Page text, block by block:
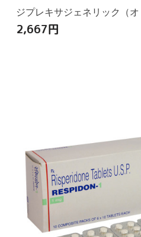
ジプレキサジェネリック（
2,667円